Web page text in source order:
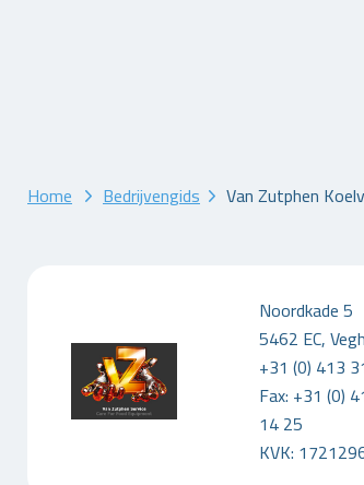
Home Bedrijvengids Van Zutphen
Noordkade 5
5462 EC,
+31 (0) 413
Fax: +31 (0)
14 25
KVK: